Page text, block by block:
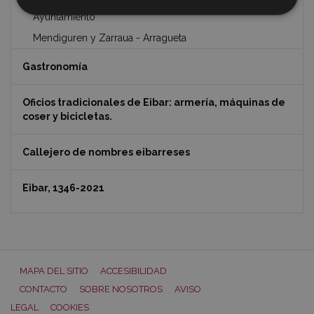
Ayuntamiento
Mendiguren y Zarraua - Arragueta
Gastronomía
Oficios tradicionales de Eibar: armería, máquinas de
coser y bicicletas.
Callejero de nombres eibarreses
Eibar, 1346-2021
MAPA DEL SITIO
ACCESIBILIDAD
CONTACTO
SOBRE NOSOTROS
AVISO
LEGAL
COOKIES